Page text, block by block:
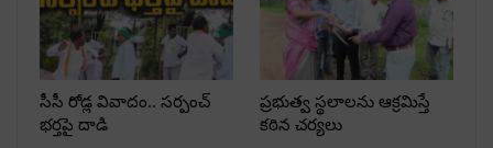
సీసీ రోడ్ల వివాదం.. స‌ర్పంచ్
భ‌ర్త‌పై దాడి
ప్రభుత్వ స్థలాలను ఆక్రమిస్తే
కఠిన చర్యలు